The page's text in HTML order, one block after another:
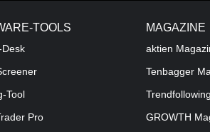
TOOLS
Tool
Pro
MAGAZINE
aktien
Tenbagger
GROWTH